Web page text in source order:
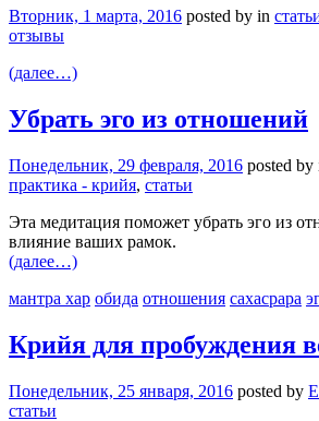
Вторник, 1 марта, 2016 posted by in
отзывы
(далее…)
Убрать эго из отношений
Понедельник, 29 февраля, 2016 posted by
практика - крийя, статьи
Эта медитация поможет убрать эго из
влияние ваших рамок.
(далее…)
мантра хар обида отношения сахасрара
Крийя для пробуждения
Понедельник, 25 января, 2016 posted by
статьи